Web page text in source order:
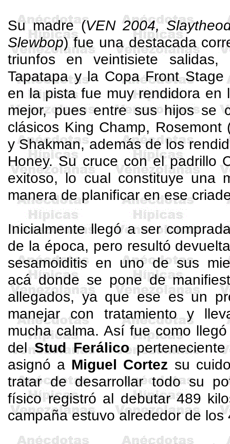
Su madre (VEN 2004,
Slewbop) fue una destacada
triunfos en veintisiete salidas,
Tapatapay la Copa FrontStage
en la pista fue muy rendidora
mejor, pues entre sus hijos se
clásicos King Champ, Rosemont
yShakman, además de los
Honey. Su cruce con el padrillo
exitoso, lo cual constituye una
manera de planificar en ese
Inicialmente llegó a ser
de la época, pero resultó
sesamoiditisen uno de sus
acá donde se pone de
allegados, ya que ese es un
manejar con tratamiento y
mucha calma. Así fue como
delStudFerálico
asignó a Miguel Cortez su
tratar de desarrollar todo su
físico registró al debutar 489
campaña estuvo alrededor de los